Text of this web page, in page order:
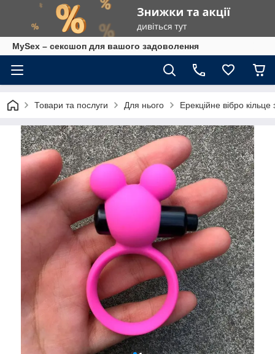
MySex – сексшоп для вашого задоволення
Товари та послуги Для нього Ерекційне вібро